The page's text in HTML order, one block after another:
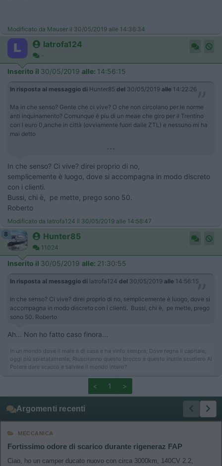
Modificato da Mauser il 30/05/2019 alle 14:36:34
latrofa124
-
Inserito il 30/05/2019 alle: 14:56:15
In risposta al messaggio di Hunter85 del 30/05/2019 alle 14:22:26
Ma in che senso? Gente che ci vive? O che non circolano per le norme
anti inquinamento? Comunque é piu di un meae che giro per il Trentino
con l euro 0,anche in città (ovviamente fuori dalle ZTL) e nessuno mi ha
mai detto
...
In che senso? Ci vive? direi proprio di no,
semplicemente è luogo, dove si accompagna in modo discreto
con i clienti.
Bussi, chi è, pe mette, prego sono 50.
​​​​​​Roberto
Modificato da latrofa124 il 30/05/2019 alle 14:58:47
8
Hunter85
11024
Inserito il 30/05/2019 alle: 21:30:55
In risposta al messaggio di latrofa124 del 30/05/2019 alle 14:56:15
In che senso? Ci vive? direi proprio di no, semplicemente è luogo, dove si
accompagna in modo discreto con i clienti. Bussi, chi è, pe mette, prego
sono 50. ​​​​​​Roberto
Ah... Non ho fatto caso finora...
In un mondo dove il male è di casa e ha vinto sempre, Dove regna il capitale,
oggi più spietatamente, Riusciranno questo brocco e questo inutile scudiero Al
Potere dare scacco e salvare il mondo intero?
< 1 >
Argomenti recenti
MECCANICA
Fortissimo odore di scarico durante rigeneraz FAP
Ciao, ho un camper ducato nuovo con circa 3000km, 140CV 2.2,